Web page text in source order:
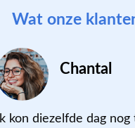
Wat onze
Chantal
Ik kon diezelfde dag